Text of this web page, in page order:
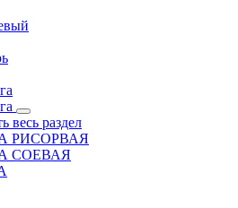
весь раздел
РИСОРВАЯ
СОЕВАЯ